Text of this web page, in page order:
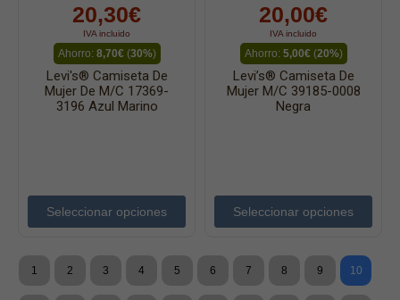
20,30€
IVA incluido
Ahorro: 8,70€(30%)
Levi's® Camiseta De
Mujer De M/c 17369-
3196 Azul Marino
Seleccionar opciones
20,00€
IVA incluido
Ahorro: 5,00€(20%)
Levi’s® Camiseta De
Mujer M/c 39185-0008
Negra
Seleccionar opciones
1 2 3 4 5 6 7 8 9 10